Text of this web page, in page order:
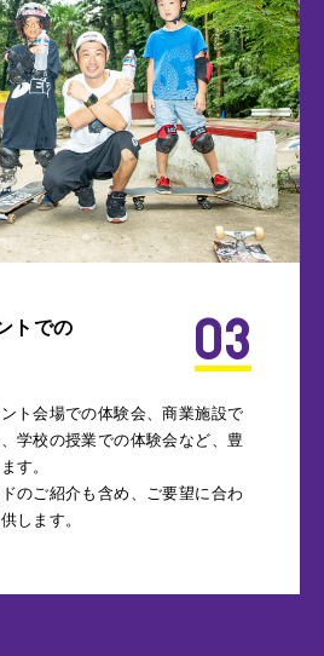
03
トでの
ト会場での体験会、商業施設で
学校の授業での体験会など、豊
す。
のご紹介も含め、ご要望に合わ
します。